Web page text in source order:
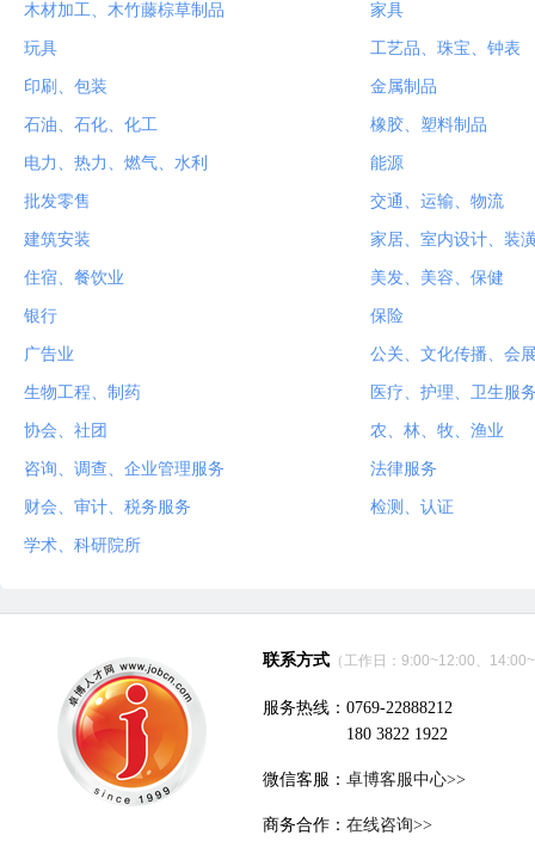
木材加工、木竹藤棕草制品 家具
玩具 工艺品、珠宝、钟表
印刷、包装 金属制品
石油、石化、化工 橡胶、塑料制品
电力、热力、燃气、水利 能源
批发零售 交通、运输、物流
建筑安装 家居、室内设计、装
住宿、餐饮业 美发、美容、保健
银行 保险
广告业 公关、文化传播、会
生物工程、制药 医疗、护理、卫生服
协会、社团 农、林、牧、渔业
咨询、调查、企业管理服务 法律服务
财会、审计、税务服务 检测、认证
学术、科研院所
联系方式 （工作日：9:00~12:00、
服务热线：0769-22888212
180 3822 1922
微信客服： 卓博客服中心>>
商务合作： 在线咨询>>